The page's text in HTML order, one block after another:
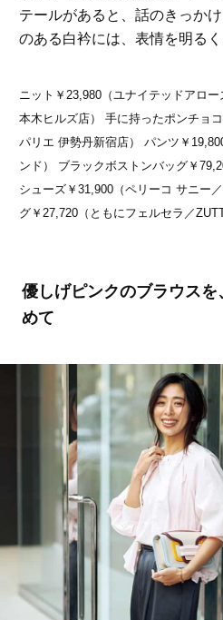
テールがあると、話のきっか
のある白衿には、表情を明るく
ニット￥23,980（ユナイテッドアロ
本木ヒルズ店） 手に持ったポンチョ
パリエ 伊勢丹新宿店） パンツ￥
ンド） ブラックボストンバッグ￥
シューズ￥31,900（ペリーコ サニー
グ￥27,720（ともにフェルセラ／
優しげピンクのブラウス
めて